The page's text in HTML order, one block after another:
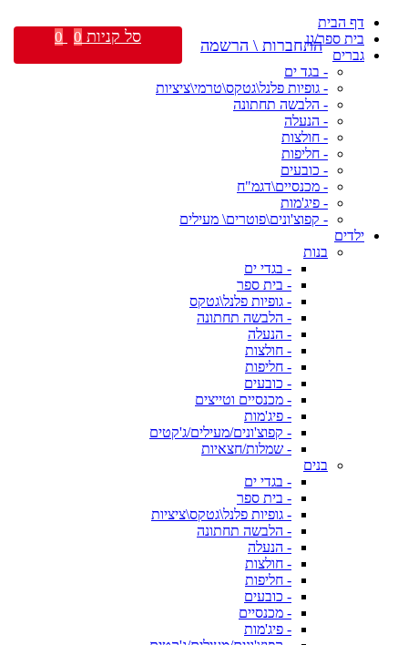
דף הבית
בית ספר/גן
גברים
- בגד ים
- גופיות פלנל\גטקס\טרמי\ציציות
- הלבשה תחתונה
- הנעלה
- חולצות
- חליפות
- כובעים
- מכנסיים\דגמ"ח
- פיג'מות
- קפוצ'ונים\פוטרים\ מעילים
ילדים
בנות
- בגדי ים
- בית ספר
- גופיות פלנל\גטקס
- הלבשה תחתונה
- הנעלה
- חולצות
- חליפות
- כובעים
- מכנסיים וטייצים
- פיג'מות
- קפוצ'ונים/מעילים/ג'קטים
- שמלות/חצאיות
בנים
- בגדי ים
- בית ספר
- גופיות פלנל\גטקס\ציציות
- הלבשה תחתונה
- הנעלה
- חולצות
- חליפות
- כובעים
- מכנסיים
- פיג'מות
התחברות \ הרשמה סל קניות 0
0